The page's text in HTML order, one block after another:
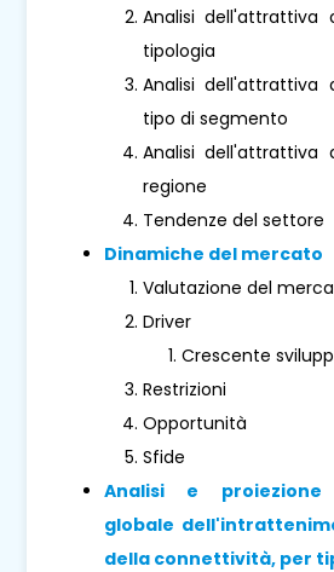
Analisi dell'attrattiva
tipologia
Analisi dell'attrattiva
tipo di segmento
Analisi dell'attrattiva
regione
Tendenze del settore
Dinamiche del mercato
Valutazione del
Driver
Crescente
Restrizioni
Opportunità
Sfide
Analisi e
globale
della connettività, per